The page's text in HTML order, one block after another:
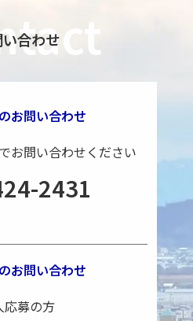
い合わせ
お問い合わせ
お問い合わせください
2431
お問い合わせ
応募の方